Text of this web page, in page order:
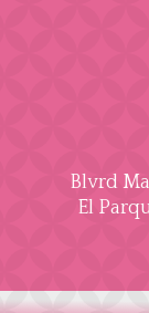
Blvrd
El